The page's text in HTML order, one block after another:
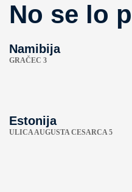
No se lo
Namibija
GRAČEC 3
Estonija
ULICA AUGUSTA CESARCA 5